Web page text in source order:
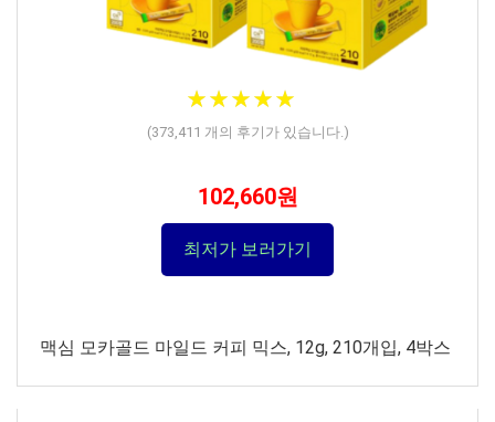
★★★★★
★★★★★
(373,411 개의 후기가 있습니다.)
102,660원
최저가 보러가기
맥심 모카골드 마일드 커피 믹스, 12g, 210개입, 4박스